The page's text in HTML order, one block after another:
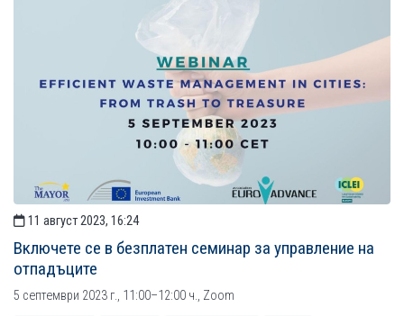
11 август 2023, 16:24
Включете се в безплатен семинар за управление на
отпадъците
5 септември 2023 г., 11:00–12:00 ч., Zoom